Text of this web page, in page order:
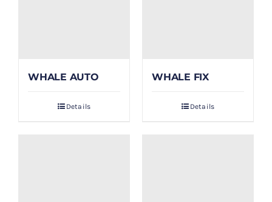
WHALE AUTO
Details
WHALE FIX
Details